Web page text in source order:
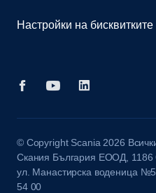
Настройки на бисквитките
© Copyright Scania 2026
Скания България ЕООД, 1186
ул. Манастирска воденица
54 00